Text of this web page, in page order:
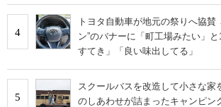
4
トヨタ自動車が地元の祭りへ協
ン”のバナーに「町工場みたい」
すてき」「良い味出してる」
5
スクールバスを改造して小さな
のしあわせが詰まったキャンピン